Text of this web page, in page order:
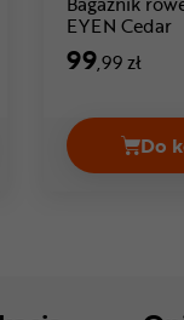
tylny EYEN
EYEN Cedar
99,99 zł
Do